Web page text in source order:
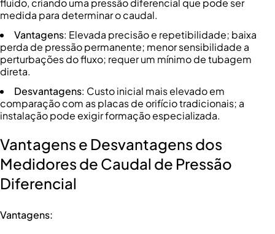
fluido, criando uma pressão diferencial que pode ser
medida para determinar o caudal.
Vantagens: Elevada precisão e repetibilidade; baixa
perda de pressão permanente; menor sensibilidade a
perturbações do fluxo; requer um mínimo de tubagem
direta.
Desvantagens: Custo inicial mais elevado em
comparação com as placas de orifício tradicionais; a
instalação pode exigir formação especializada.
Vantagens e Desvantagens dos
Medidores de Caudal de Pressão
Diferencial
Vantagens: